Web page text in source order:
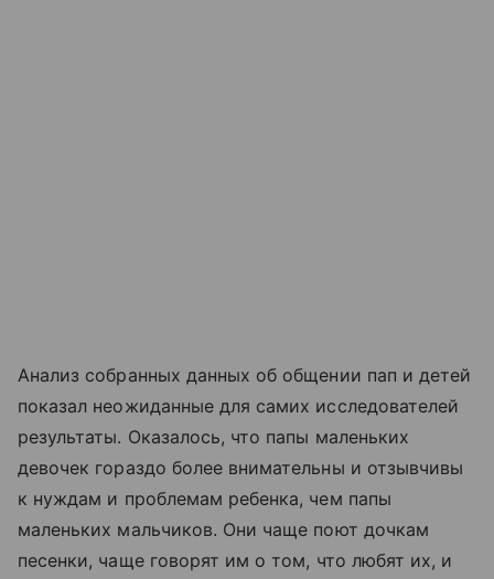
Анализ собранных данных об общении пап и детей
показал неожиданные для самих исследователей
результаты. Оказалось, что папы маленьких
девочек гораздо более внимательны и отзывчивы
к нуждам и проблемам ребенка, чем папы
маленьких мальчиков. Они чаще поют дочкам
песенки, чаще говорят им о том, что любят их, и